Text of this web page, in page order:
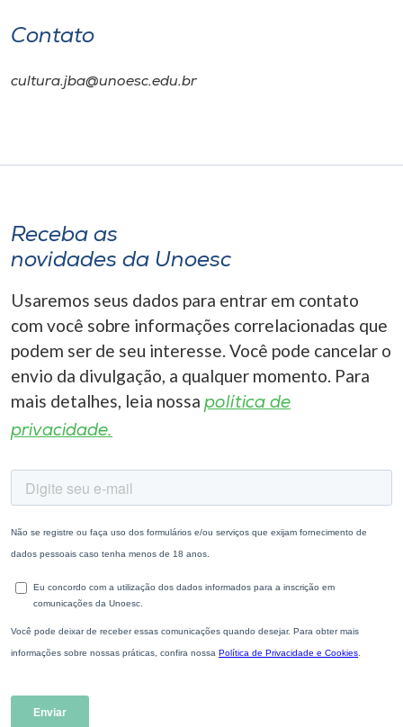
Contato
cultura.jba@unoesc.edu.br
Receba as
novidades da Unoesc
Usaremos seus dados para entrar em contato
com você sobre informações correlacionadas que
podem ser de seu interesse. Você pode cancelar o
envio da divulgação, a qualquer momento. Para
mais detalhes, leia nossa política de
privacidade.